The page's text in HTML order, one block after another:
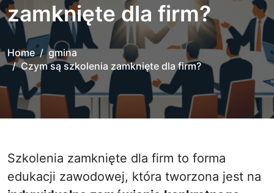
zamknięte dla firm?
Home
gmina
Czym są szkolenia zamknięte dla firm?
Szkolenia zamknięte dla firm to forma
edukacji zawodowej, która tworzona jest na